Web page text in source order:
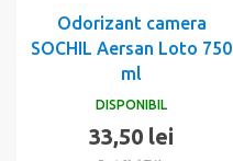
Odorizant camera
SOCHIL Aersan Loto 750
ml
DISPONIBIL
33,50 lei